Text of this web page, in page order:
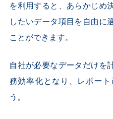
を利用すると、あらかじめ
したいデータ項目を自由に
ことができます。
自社が必要なデータだけを
務効率化となり、レポー
う。